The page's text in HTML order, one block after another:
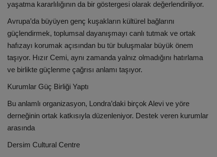
yaşatma kararlılığının da bir göstergesi olarak değerlendiriliyor.
Avrupa’da büyüyen genç kuşakların kültürel bağlarını
güçlendirmek, toplumsal dayanışmayı canlı tutmak ve ortak
hafızayı korumak açısından bu tür buluşmalar büyük önem
taşıyor. Hızır Cemi, aynı zamanda yalnız olmadığını hatırlama
ve birlikte güçlenme çağrısı anlamı taşıyor.
Kurumlar Güç Birliği Yaptı
Bu anlamlı organizasyon, Londra’daki birçok Alevi ve yöre
derneğinin ortak katkısıyla düzenleniyor. Destek veren kurumlar
arasında
Dersim Cultural Centre